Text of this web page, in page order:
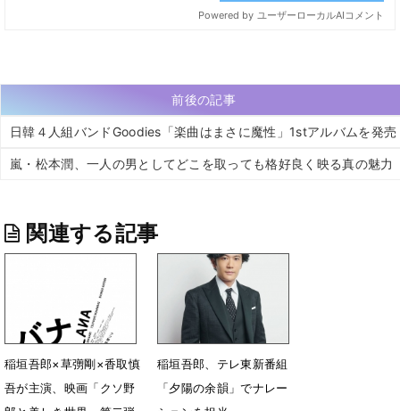
前後の記事
日韓４人組バンドGoodies「楽曲はまさに魔性」1stアルバムを発売
嵐・松本潤、一人の男としてどこを取っても格好良く映る真の魅力
関連する記事
稲垣吾郎×草彅剛×香取慎
吾が主演、映画「クソ野
稲垣吾郎、テレ東新番組
「夕陽の余韻」でナレー